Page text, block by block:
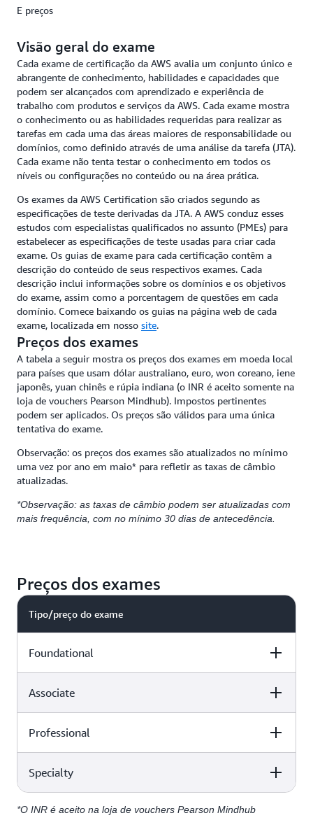
E preços
Visão geral do exame
Cada exame de certificação da AWS avalia um conjunto único e
abrangente de conhecimento, habilidades e capacidades que
podem ser alcançados com aprendizado e experiência de
trabalho com produtos e serviços da AWS. Cada exame mostra
o conhecimento ou as habilidades requeridas para realizar as
tarefas em cada uma das áreas maiores de responsabilidade ou
domínios, como definido através de uma análise da tarefa (JTA).
Cada exame não tenta testar o conhecimento em todos os
níveis ou configurações no conteúdo ou na área prática.
Os exames da AWS Certification são criados segundo as
especificações de teste derivadas da JTA. A AWS conduz esses
estudos com especialistas qualificados no assunto (PMEs) para
estabelecer as especificações de teste usadas para criar cada
exame. Os guias de exame para cada certificação contêm a
descrição do conteúdo de seus respectivos exames. Cada
descrição inclui informações sobre os domínios e os objetivos
do exame, assim como a porcentagem de questões em cada
domínio. Comece baixando os guias na página web de cada
exame, localizada em nosso site.
Preços dos exames
A tabela a seguir mostra os preços dos exames em moeda local
para países que usam dólar australiano, euro, won coreano, iene
japonês, yuan chinês e rúpia indiana (o INR é aceito somente na
loja de vouchers Pearson Mindhub). Impostos pertinentes
podem ser aplicados. Os preços são válidos para uma única
tentativa do exame.
Observação: os preços dos exames são atualizados no mínimo
uma vez por ano em maio* para refletir as taxas de câmbio
atualizadas.
*Observação: as taxas de câmbio podem ser atualizadas com
mais frequência, com no mínimo 30 dias de antecedência.
Preços dos exames
Tipo/preço do exame
Foundational
USD
USD 100 USD 150
Associate
USD
USD 150 USD 224
Professional
USD
Specialty
USD EUR AUD
*O INR é aceito na loja de vouchers Pearson Mindhub